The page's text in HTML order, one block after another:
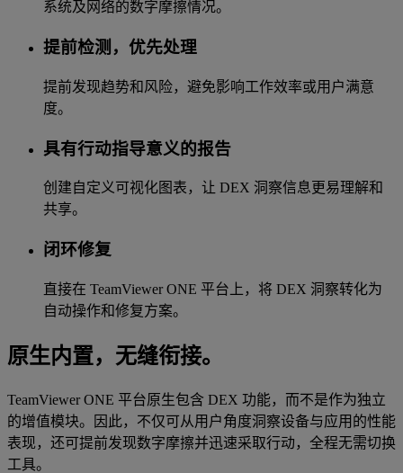
系统及网络的数字摩擦情况。
提前检测，优先处理
提前发现趋势和风险，避免影响工作效率或用户满意
度。
具有行动指导意义的报告
创建自定义可视化图表，让 DEX 洞察信息更易理解和
共享。
闭环修复
直接在 TeamViewer ONE 平台上，将 DEX 洞察转化为
自动操作和修复方案。
原生内置，无缝衔接。
TeamViewer ONE 平台原生包含 DEX 功能，而不是作为独立
的增值模块。因此，不仅可从用户角度洞察设备与应用的性能
表现，还可提前发现数字摩擦并迅速采取行动，全程无需切换
工具。